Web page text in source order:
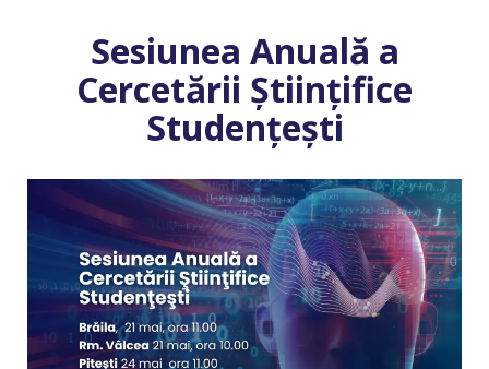
Sesiunea Anuală a
Cercetării Științifice
Studențești